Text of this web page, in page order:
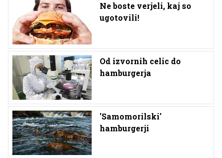
Ne boste verjeli, kaj so
ugotovili!
Od izvornih celic do
hamburgerja
'Samomorilski'
hamburgerji